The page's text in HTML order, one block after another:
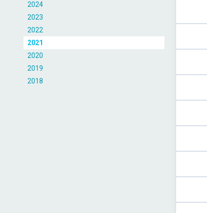
2024
2023
2022
2021
2020
2019
2018